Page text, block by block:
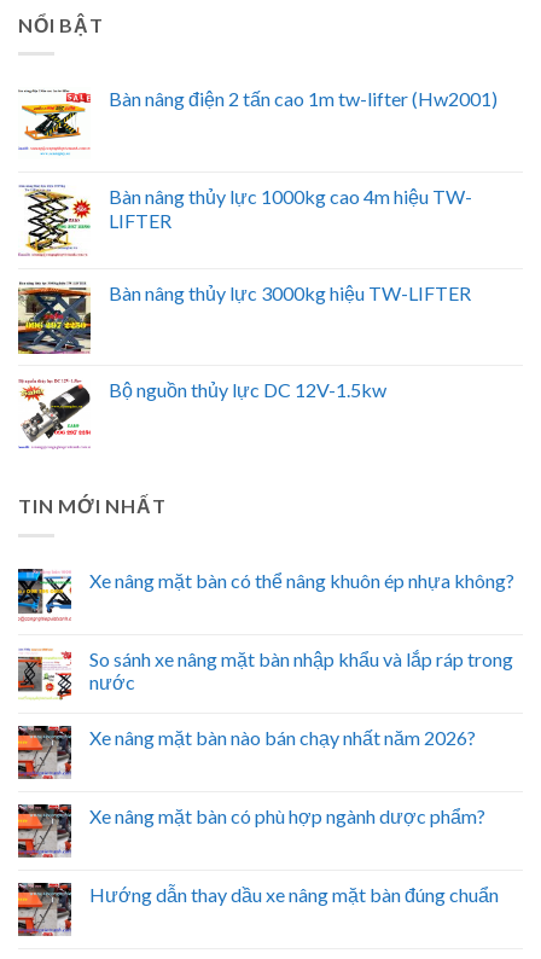
NỔI BẬT
Bàn nâng điện 2 tấn cao 1m tw-lifter (Hw2001)
Bàn nâng thủy lực 1000kg cao 4m hiệu TW-
LIFTER
Bàn nâng thủy lực 3000kg hiệu TW-LIFTER
Bộ nguồn thủy lực DC 12V-1.5kw
TIN MỚI NHẤT
Xe nâng mặt bàn có thể nâng khuôn ép nhựa không?
So sánh xe nâng mặt bàn nhập khẩu và lắp ráp trong
nước
Xe nâng mặt bàn nào bán chạy nhất năm 2026?
Xe nâng mặt bàn có phù hợp ngành dược phẩm?
Hướng dẫn thay dầu xe nâng mặt bàn đúng chuẩn